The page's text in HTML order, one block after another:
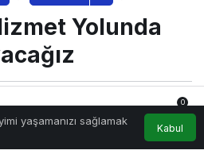
Yolunda
Asla
Yolunda
yayınlandı
yayınlandı
yaşamanızı sağlamak
Kabul
Hesabım Bildirimler
0